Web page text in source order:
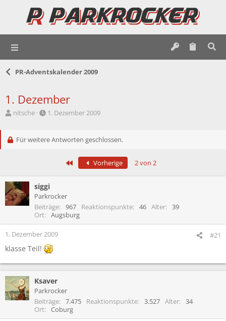
PR-Adventskalender 2009
1. Dezember
E
t
r
nitsche
E
t
a
m
1. Dezember 2009
Für weitere Antworten geschlossen.
Erste Vorherige 2 von 2
siggi
Parkrocker
Beiträge
967 Reaktionspunkte 46 Alter
39
Ort
Augsburg
1. Dezember 2009 #21
klasse Teil!
Ksaver
Parkrocker
Beiträge
7.475 Reaktionspunkte 3.527 Alter
34
Ort
Coburg